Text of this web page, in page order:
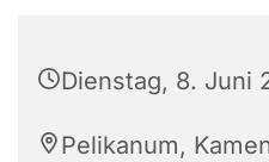
Dienstag, 8. Juni
Pelikanum,